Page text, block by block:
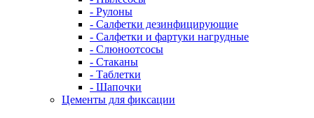
- Рулоны
- Салфетки дезинфицирующие
- Салфетки и фартуки нагрудные
- Слюноотсосы
- Стаканы
- Таблетки
- Шапочки
Цементы для фиксации